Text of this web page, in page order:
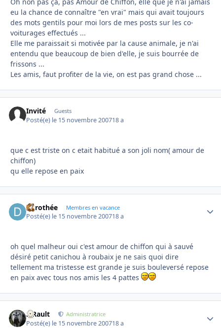
eu la chance de connaître "en vrai" mais qui avait toujours
des mots gentils pour moi lors de mes posts sur les co-
voiturages effectués ...
Elle me paraissait si motivée par la cause animale, je n'ai
entendu que beaucoup de bien d'elle, je suis bourrée de
frissons ...
Les amis, faut profiter de la vie, on est pas grand chose ...
Invité Guests
Posté(e) le 15 novembre 200718 a
que c est triste on c etait habitué a son joli nom( amour de
chiffon)
qu elle repose en paix
dorothée Membres en vacance
Posté(e) le 15 novembre 200718 a
oh quel malheur oui c'est amour de chiffon qui à sauvé
désiré petit canichou à roubaix je ne sais quoi dire
tellement ma tristesse est grande je suis bouleversé repose
en paix avec tous nos amis les 4 pattes
S.Rault Administratrice
Posté(e) le 15 novembre 200718 a